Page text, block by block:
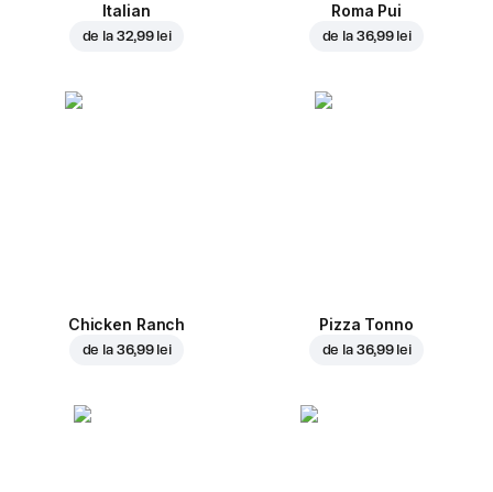
Italian
de la 32,99 lei
Roma Pui
de la 36,99 lei
Chicken Ranch
de la 36,99 lei
Pizza Tonno
de la 36,99 lei